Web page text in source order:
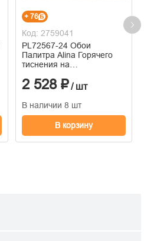
+ 76
Код: 2759041
PL72567-24 Обои
Палитра Alina Горячего
тиснения на
1.06м x 10.05
2 528 ₽/ шт
В наличии 8 шт
В корзину